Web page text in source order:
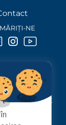
SATU MARE
NE